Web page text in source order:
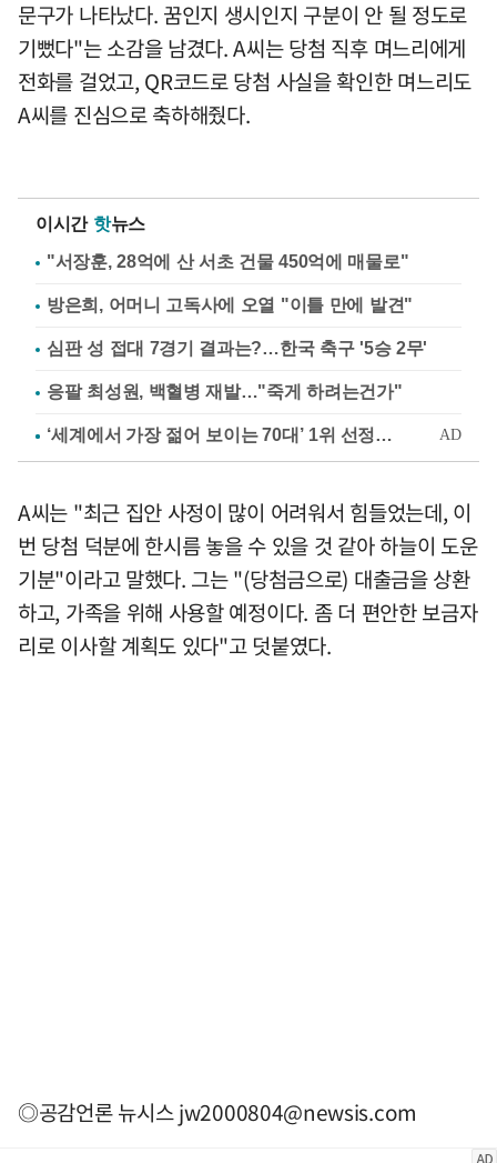
문구가 나타났다. 꿈인지 생시인지 구분이 안 될 정도로
기뻤다"는 소감을 남겼다. A씨는 당첨 직후 며느리에게
전화를 걸었고, QR코드로 당첨 사실을 확인한 며느리도
A씨를 진심으로 축하해줬다.
이시간 핫뉴스
"서장훈, 28억에 산 서초 건물 450억에 매물로"
방은희, 어머니 고독사에 오열 "이틀 만에 발견"
심판 성 접대 7경기 결과는?…한국 축구 '5승 2무'
응팔 최성원, 백혈병 재발…"죽게 하려는건가"
A씨는 "최근 집안 사정이 많이 어려워서 힘들었는데, 이
번 당첨 덕분에 한시름 놓을 수 있을 것 같아 하늘이 도운
기분"이라고 말했다. 그는 "(당첨금으로) 대출금을 상환
하고, 가족을 위해 사용할 예정이다. 좀 더 편안한 보금자
리로 이사할 계획도 있다"고 덧붙였다.
◎공감언론 뉴시스jw2000804@newsis.com